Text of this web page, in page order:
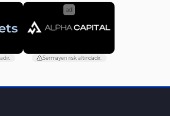
ad
Sermayen risk altındadır.